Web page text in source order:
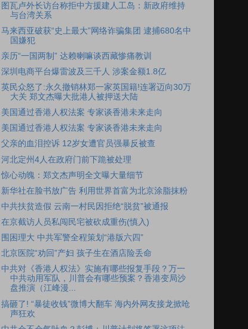
图瓦卢外长访台称拒中方援建人工岛：新政府维持
与台湾关系
马来西亚破获“史上最大”网络诈骗集团 逮捕680名中
国嫌犯
亲历“一国两制” 达赖喇嘛谈西藏惨痛教训
深圳电商平台爆雷波及三千人 涉案金额1.8亿
英民众怒了:永久撤销林郑一家英国籍!连署迈向30万
大关 郑文杰曝大批港人被押送大陆
美国通过香港人权法案 专家谈香港未来走向
美国通过香港人权法案 专家谈香港未来走向
父亲的血泪控诉 12岁女遭官员强暴反被查
河北定州4人在政府门前下跪被处理
惊心动魄：郑文杰声明全文曝大量细节
新华社在脸书放广告 利用世界首富为北京涂脂抹粉
中共扶贫造假 云南一村民因拒绝“脱贫”被通报
在京截访人员私闯民宅被砍成重伤(慎入)
围困理大 中共军警全程策划“港版六四”
北京医院“劝回”产妇 孩子生在酒店险丢命
中共对《香港人权法》实施有哪些报复手段？万一
中共动用军队，川普会有哪些预案？香港变局沙
盘推演（江峰漫...
搞砸了! “暴徒收钱”微博大翻车 海内外网友接龙掀呛
声狂欢